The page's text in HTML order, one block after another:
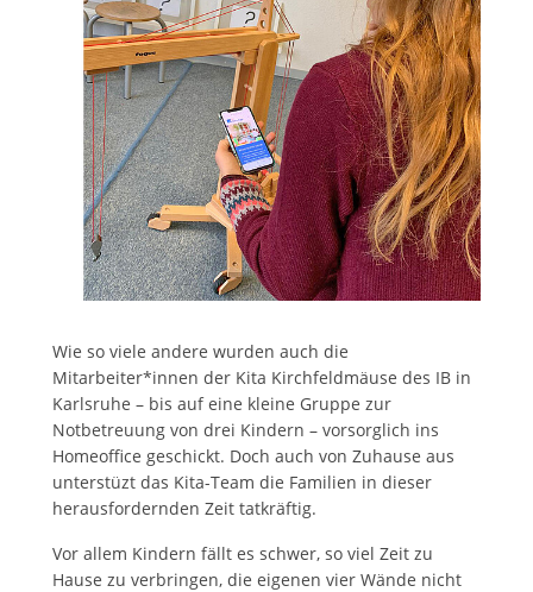
Wie so viele andere wurden auch die
Mitarbeiter*innen der Kita Kirchfeldmäuse des IB in
Karlsruhe – bis auf eine kleine Gruppe zur
Notbetreuung von drei Kindern – vorsorglich ins
Homeoffice geschickt. Doch auch von Zuhause aus
unterstüzt das Kita-Team die Familien in dieser
herausfordernden Zeit tatkräftig.
Vor allem Kindern fällt es schwer, so viel Zeit zu
Hause zu verbringen, die eigenen vier Wände nicht